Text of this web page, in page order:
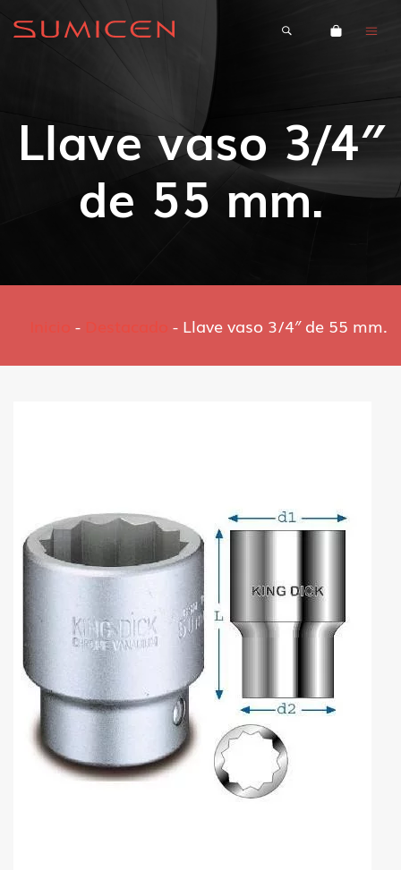
Llave vaso 3/4″
de 55 mm.
- - Llave vaso 3/4″ de 55 mm.